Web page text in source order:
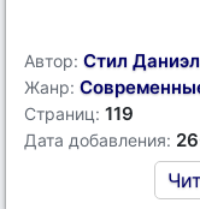
Автор: Стил
Жанр:
Страниц: 119
Дата добавления: